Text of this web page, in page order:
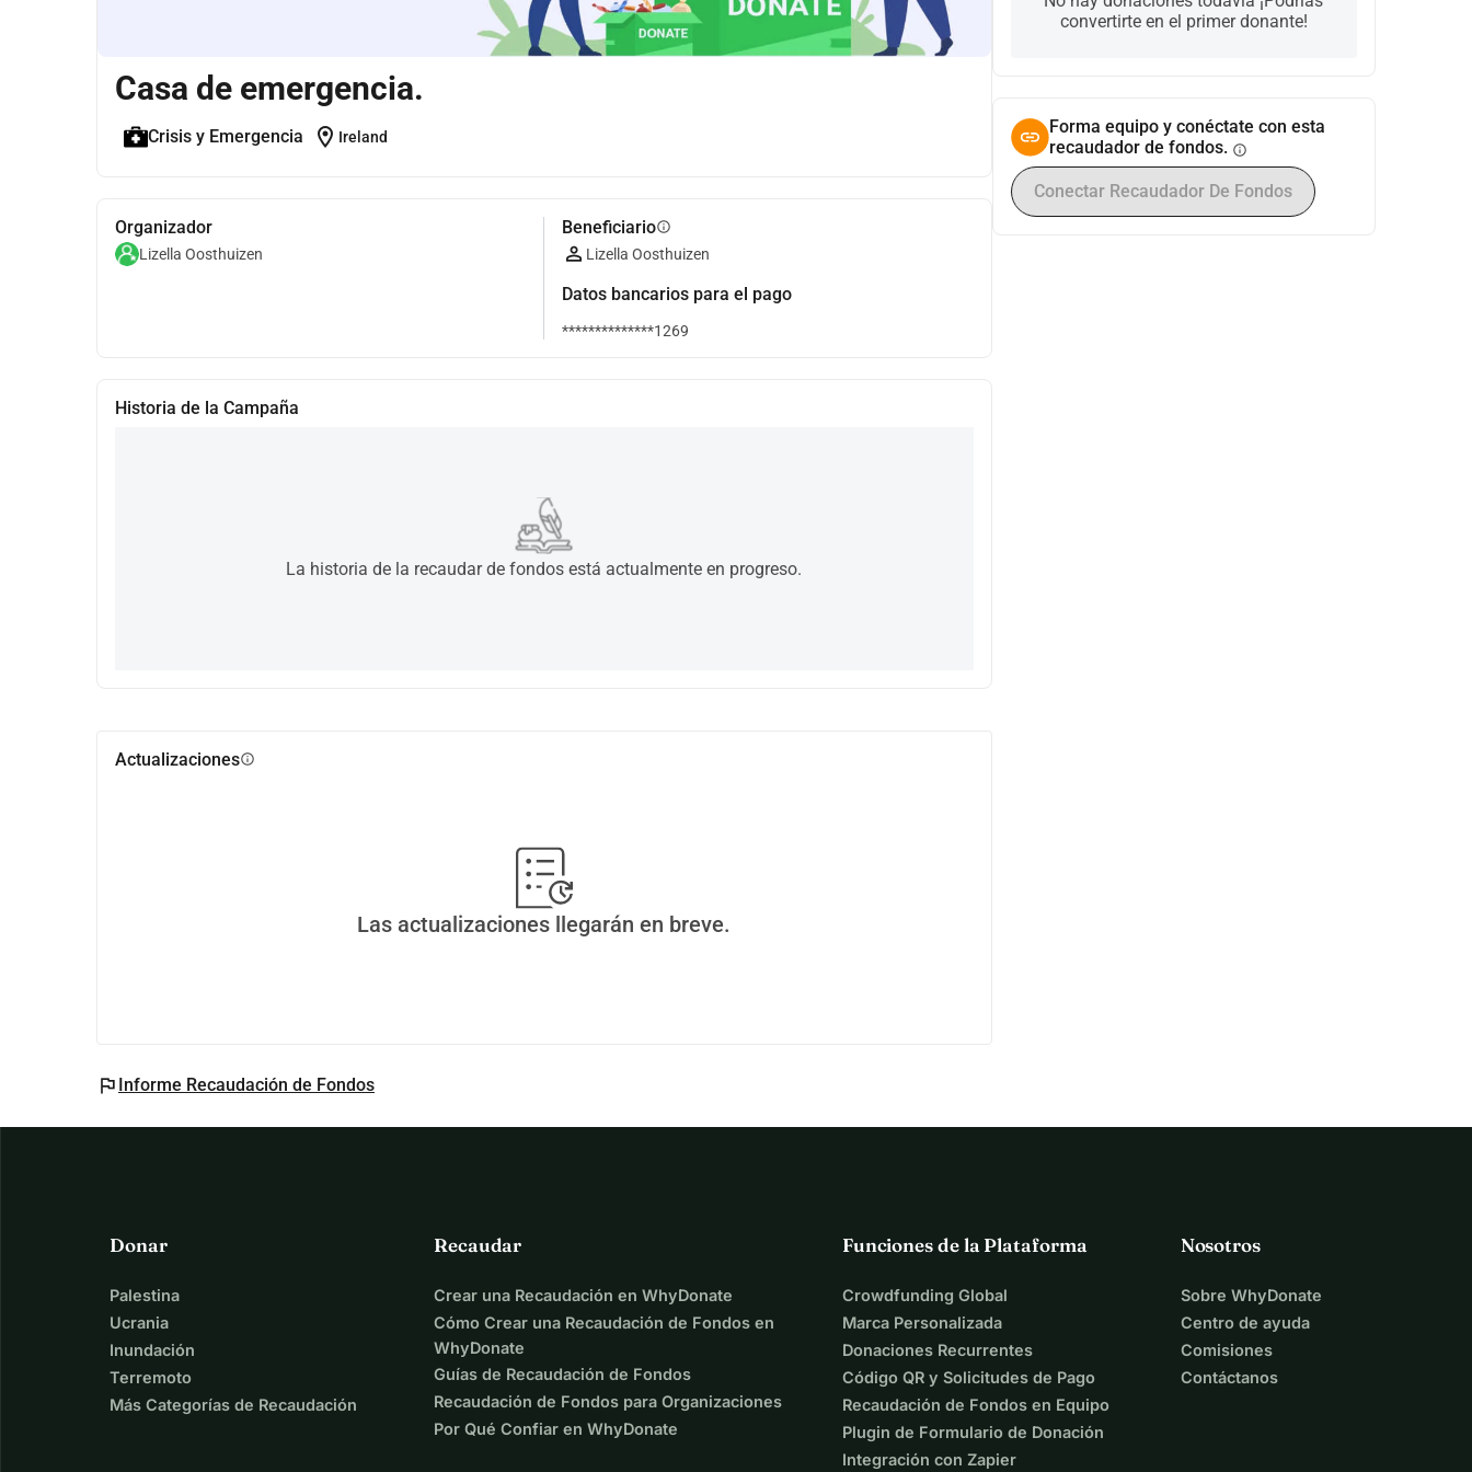
Casa de emergencia.
Crisis y Emergencia location_on Ireland
Organizador
Lizella Oosthuizen
Beneficiarioinfo
Lizella Oosthuizen
Datos bancarios para el pago
**************1269
Historia de la Campaña
La historia de la recaudar de fondos está actualmente en progreso.
Actualizacionesinfo
Las actualizaciones llegarán en breve.
flag Informe Recaudación de Fondos
convertirte en el primer donante!
Forma equipo y conéctate con esta
recaudador de fondos. info
Conectar Recaudador De Fondos
Donar
Palestina
Ucrania
Inundación
Terremoto
Más Categorías de Recaudación
Recaudar
Crear una Recaudación en WhyDonate
Cómo Crear una Recaudación de Fondos en
WhyDonate
Guías de Recaudación de Fondos
Recaudación de Fondos para Organizaciones
Por Qué Confiar en WhyDonate
Funciones de la Plataforma
Crowdfunding Global
Marca Personalizada
Donaciones Recurrentes
Código QR y Solicitudes de Pago
Recaudación de Fondos en Equipo
Plugin de Formulario de Donación
Integración con Zapier
Nosotros
Sobre WhyDonate
Centro de ayuda
Comisiones
Contáctanos